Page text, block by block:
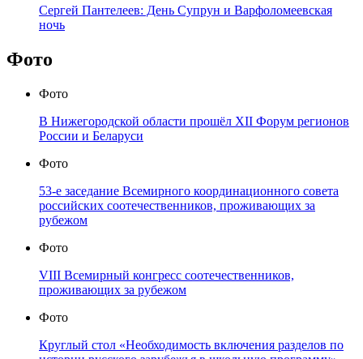
Сергей Пантелеев: День Супрун и Варфоломеевская
ночь
Фото
Фото
В Нижегородской области прошёл XII Форум регионов
России и Беларуси
Фото
53-е заседание Всемирного координационного совета
российских соотечественников, проживающих за
рубежом
Фото
VIII Всемирный конгресс соотечественников,
проживающих за рубежом
Фото
Круглый стол «Необходимость включения разделов по